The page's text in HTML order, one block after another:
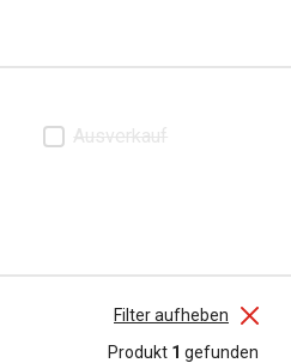
Ausverkauf
Filter aufheben
Produkt 1 gefunden